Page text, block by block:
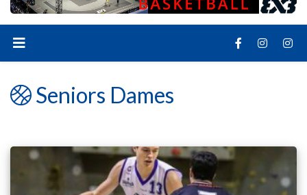
Seniors Dames